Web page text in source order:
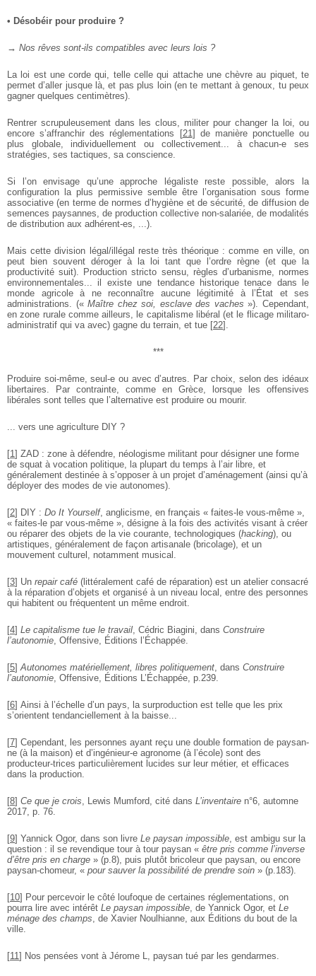
• Désobéir pour produire ?
→ Nos rêves sont-ils compatibles avec leurs lois ?
La loi est une corde qui, telle celle qui attache une chèvre au piquet, te
permet d’aller jusque là, et pas plus loin (en te mettant àgenoux, tu peux
gagner quelques centimètres).
Rentrer scrupuleusement dans les clous, militer pour changer la loi, ou
encore s’affranchir des réglementations [21] de manière ponctuelleou
plus globale, individuellement ou collectivement... à chacun-e ses
stratégies, ses tactiques, sa conscience.
Si l’on envisage qu’une approche légaliste reste possible, alors la
configuration la plus permissive semble être l’organisation sous forme
associative (en terme de normes d’hygiène et de sécurité, de diffusion de
semences paysannes, de production collective non-salariée, de modalités
de distribution aux adhérent-es, ...).
Mais cette division légal/illégal reste très théorique : comme enville, on
peut bien souvent déroger à la loi tant que l’ordre règne (et que la
productivité suit). Production stricto sensu, règles d’urbanisme,
normes
environnementales... il existe une tendance historique tenace dans le
monde agricole à ne reconnaître aucune légitimité à l’État etses
administrations. («Maître chez soi, esclave des vaches »). Cependant,
en zone rurale comme ailleurs, le capitalisme libéral (et le flicage militaro-
administratif qui va avec) gagne du terrain, et tue [22]
***
Produire soi-même, seul-e ou avec d’autres. Par choix, selon des idéaux
libertaires. Par contrainte, comme en Grèce, lorsque les offensives
libérales sont telles que l’alternative est produire ou mourir.
... vers une agriculture DIY ?
[1] ZAD : zone à défendre, néologisme militant pour désigner une forme
de squat à vocation politique, la plupart du temps à l’air libre, et
généralement destinée à s’opposer à un projet d’aménagement (ainsi qu’à
déployer des modes de vie autonomes).
[2] DIY : Do It Yourself, anglicisme, en français « faites-le vous-même »,
« faites-le par vous-même », désigne à la fois des activités visant à créer
ou réparer des objets de la vie courante, technologiques (hacking), ou
artistiques, généralement de façon artisanale (bricolage), et un
mouvement culturel, notamment musical.
[3] Un repair café (littéralement café de réparation) est un atelier consacré
à la réparation d’objets et organisé à un niveau local, entre des personnes
qui habitent ou fréquentent un même endroit.
[4] Le capitalisme tue le travail , Cédric Biagini, dans Construire
l’autonomie , Offensive, Éditions l’Échappée.
[5] Autonomes matériellement, libres politiquement , dans Construire
l’autonomie , Offensive, Éditions L’Échappée, p.239.
[6] Ainsi à l’échelle d’un pays, la surproduction est telle que les prix
s’orientent tendanciellement à la baisse...
[7] Cependant, les personnes ayant reçu une double formation de paysan-
ne (à la maison) et d’ingénieur-e agronome (à l’école) sont des
producteur-trices particulièrement lucides sur leur métier, et efficaces
dans la production.
[8] Ce que je crois , Lewis Mumford, cité dans L’inventaire n°6, automne
2017, p. 76.
[9] Yannick Ogor, dans son livre Le paysan impossible , est ambigu sur la
question : il se revendique tour à tour paysan « être pris comme l’inverse
d’être pris en charge » (p.8), puis plutôt bricoleur que paysan, ou encore
paysan-chomeur, « pour sauver la possibilité de prendre soin » (p.183).
[10] Pour percevoir le côté loufoque de certaines réglementations, on
pourra lire avec intérêt Le paysan impossible , de Yannick Ogor, et Le
ménage des champs , de Xavier Noulhianne, aux Éditions du bout de la
ville.
[11] Nos pensées vont à Jérome L, paysan tué par les gendarmes.